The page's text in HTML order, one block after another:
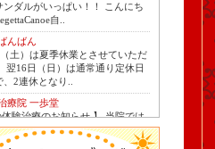
ンダルがいっぱい！！ こんにち
自..
んばん
土）は夏季休業とさせていただ
翌16日（日）は通常通り定休日
2連休となり..
療院 一歩堂
験治療のお知らせ 】 当院では
曜日を体験dayとし、当院の施
体験し..